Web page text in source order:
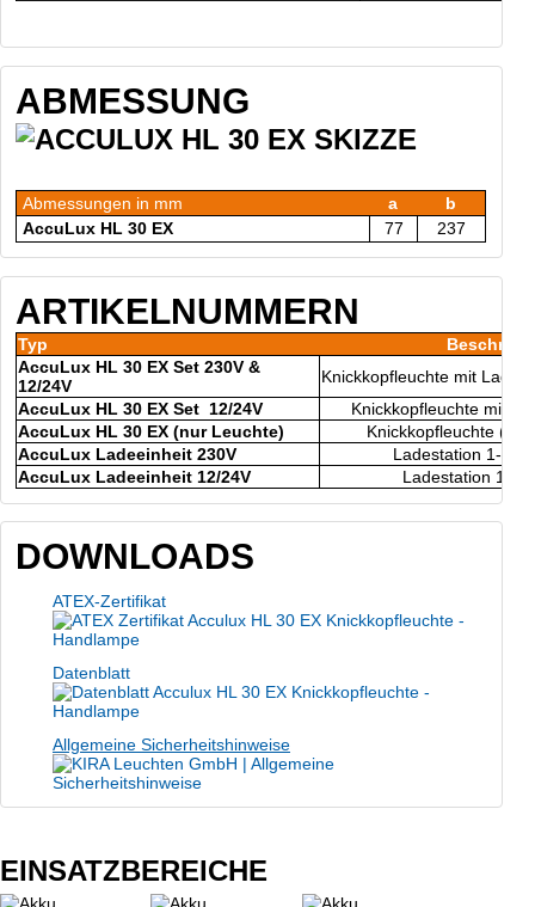
ABMESSUNG
Abmessungen in mm a
b
AccuLux HL 30 EX
77 237
ARTIKELNUMMERN
Typ
AccuLux HL 30 EX Set 230V &
12/24V
Knickkopfleuchte mit
AccuLux HL 30 EX Set 12/24V
Knickkopfleuchte mit
AccuLux HL 30 EX (nur Leuchte)
Knickkopfleuchte
AccuLux Ladeeinheit 230V
Ladestation 1-
AccuLux Ladeeinheit 12/24V
Ladestation 1-
DOWNLOADS
ATEX-Zertifikat
Datenblatt
Allgemeine Sicherheitshinweise
EINSATZBEREICHE